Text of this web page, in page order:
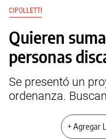
CIPOLLETTI
Quieren
personas
Se presentó un
ordenanza.
+ Agregar